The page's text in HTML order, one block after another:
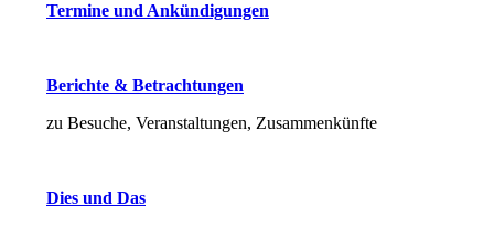
Termine und Ankündigungen
Berichte & Betrachtungen
zu Besuche, Veranstaltungen, Zusammenkünfte
Dies und Das